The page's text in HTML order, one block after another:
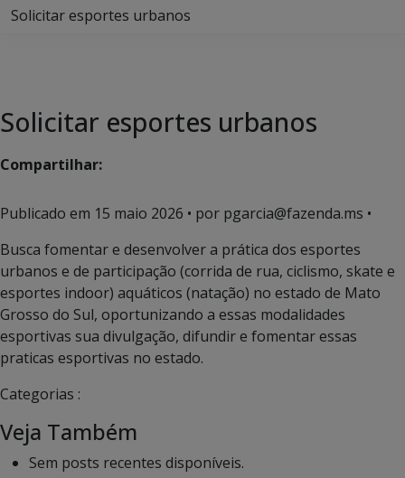
Solicitar esportes urbanos
Solicitar esportes urbanos
Compartilhar:
Publicado em 15 maio 2026 • por pgarcia@fazenda.ms •
Busca fomentar e desenvolver a prática dos esportes
urbanos e de participação (corrida de rua, ciclismo, skate e
esportes indoor) aquáticos (natação) no estado de Mato
Grosso do Sul, oportunizando a essas modalidades
esportivas sua divulgação, difundir e fomentar essas
praticas esportivas no estado.
Categorias :
Veja Também
Sem posts recentes disponíveis.